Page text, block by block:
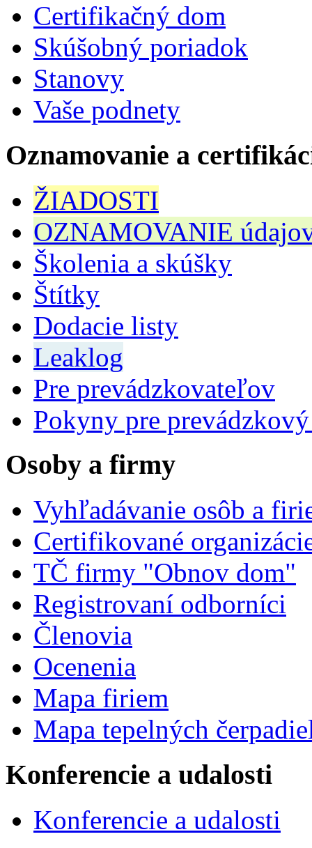
Certifikačný dom
Skúšobný poriadok
Stanovy
Vaše podnety
Oznamovanie a
ŽIADOSTI
OZNAMOVANIE
Školenia a skúšky
Štítky
Dodacie listy
Leaklog
Pre prevádzkovateľov
Pokyny pre
Osoby a firmy
Vyhľadávanie osôb a
Certifikované
TČ firmy "Obnov dom"
Registrovaní odborníci
Členovia
Ocenenia
Mapa firiem
Mapa tepelných
Konferencie a udalosti
Konferencie a udalosti